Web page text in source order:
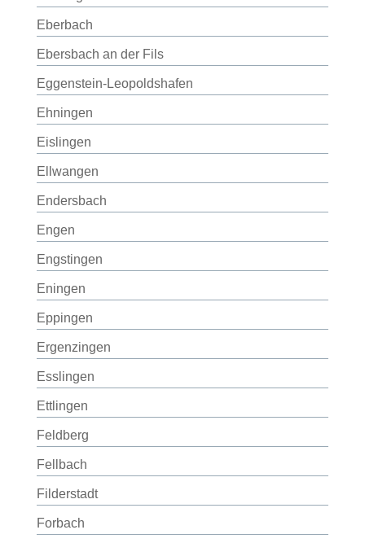
Eberbach
Ebersbach an der Fils
Eggenstein-Leopoldshafen
Ehningen
Eislingen
Ellwangen
Endersbach
Engen
Engstingen
Eningen
Eppingen
Ergenzingen
Esslingen
Ettlingen
Feldberg
Fellbach
Filderstadt
Forbach